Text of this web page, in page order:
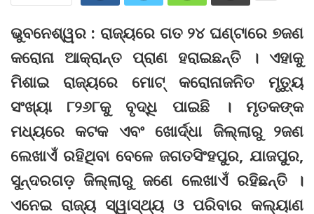
ଭୁବନେଶ୍ୱର : ରାଜ୍ୟରେ ଗତ ୨୪ ଘଣ୍ଟାରେ ୭ଜଣ
କରୋନା ଆକ୍ରାନ୍ତ ପ୍ରାଣ ହରାଇଛନ୍ତି । ଏହାକୁ
ମିଶାଇ ରାଜ୍ୟରେ ମୋଟ୍ କରୋନାଜନିତ ମୃତ୍ୟୁ
ସଂଖ୍ୟା ୮୨୬୮କୁ ବୃଦ୍ଧି ପାଇଛି । ମୃତକଙ୍କ
ମଧ୍ୟରେ କଟକ ଏବଂ ଖୋର୍ଦ୍ଧା ଜିଲ୍ଲାରୁ ୨ଜଣ
ଲେଖାଏଁ ରହିଥିବା ବେଳେ ଜଗତସିଂହପୁର, ଯାଜପୁର,
ସୁନ୍ଦରଗଡ଼ ଜିଲ୍ଲାରୁ ଜଣେ ଲେଖାଏଁ ରହିଛନ୍ତି ।
ଏନେଇ ରାଜ୍ୟ ସ୍ୱାସ୍ଥ୍ୟ ଓ ପରିବାର କଲ୍ୟାଣ